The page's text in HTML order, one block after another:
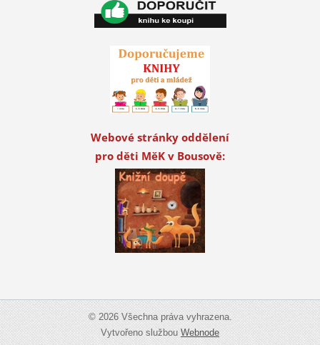
Webové stránky oddělení
pro děti MěK v Bousově:
© 2026 Všechna práva vyhrazena.
Vytvořeno službouWebnode